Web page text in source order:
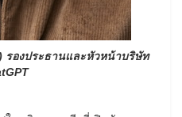
รองประธานและหัวหน้าบริษัท